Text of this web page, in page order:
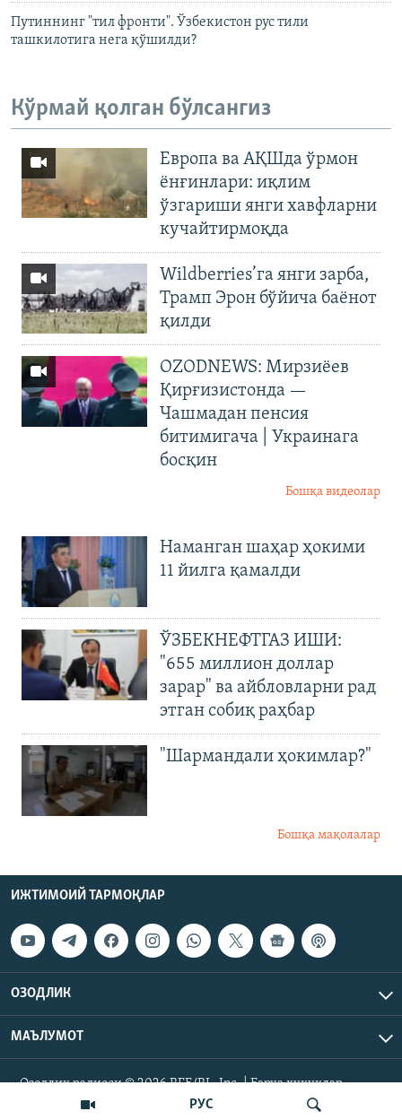
РУС
Путиннинг "тил фронти". Ўзбекистон рус тили
ташкилотига нега қўшилди?
Кўрмай қолган бўлсангиз
Европа ва АҚШда ўрмон
ёнғинлари: иқлим
ўзгариши янги хавфларни
кучайтирмоқда
Wildberries’га янги зарба,
Трамп Эрон бўйича баёнот
қилди
OZODNEWS: Мирзиёев
Қирғизистонда —
Чашмадан пенсия
битимигача | Украинага
босқин
Бошқа видеолар
Наманган шаҳар ҳокими
11 йилга қамалди
ЎЗБЕКНЕФТГАЗ ИШИ:
"655 миллион доллар
зарар" ва айбловларни рад
этган собиқ раҳбар
"Шармандали ҳокимлар?"
Бошқа мақолалар
ИЖТИМОИЙ ТАРМОҚЛАР
ОЗОДЛИК
МАЪЛУМОТ
Озодлик радиоси © 2026 RFE/RL, Inc. | Барча ҳуқуқлар
ҳимояланган.